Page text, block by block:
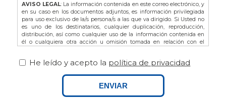
AVISO LEGAL: La información contenida en este correo electrónico, y
en su caso en los documentos adjuntos, es información privilegiada
para uso exclusivo de la/s persona/s a las que va dirigido. Si Usted no
es uno de los destinatarios, cualquier duplicación, reproducción,
distribución, así como cualquier uso de la información contenida en
él o cualquiera otra acción u omisión tomada en relación con el
electrónico, así como de sus adjuntos si los hubiere.
De acuerdo con la L.O. 3/2018 de Protección de Datos de Carácter
Personal y Garantía de los Derechos Digitales, así como del
sus derechos dirigiéndose a FINCAS PALAMOS, domiciliada en AVDA.
He leído y acepto la política de privacidad
ENVIAR